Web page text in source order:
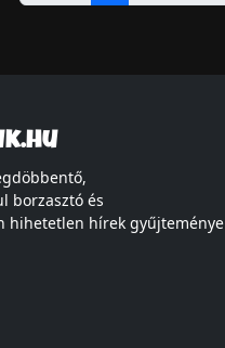
borzasztó és
hihetetlen hírek gyűjteménye